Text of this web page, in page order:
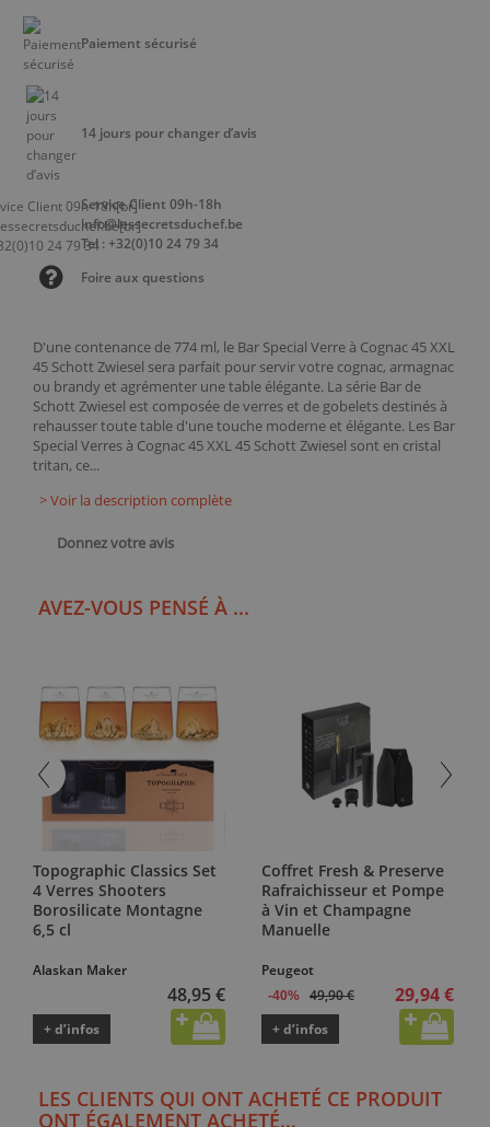
D'une contenance de 774 ml, le Bar Special Verre à Cognac 45 XXL
45 Schott Zwiesel sera parfait pour servir votre cognac, armagnac
ou brandy et agrémenter une table élégante. La série Bar de
Schott Zwiesel est composée de verres et de gobelets destinés à
rehausser toute table d'une touche moderne et élégante. Les Bar
Special Verres à Cognac 45 XXL 45 Schott Zwiesel sont en cristal
tritan, ce...
> Voir la description complète
Donnez votre avis
Paiement sécurisé
14 jours pour changer d’avis
Service Client 09h-18h
info@lessecretsduchef.be
Tel : +32(0)10 24 79 34
Foire aux questions
AVEZ-VOUS PENSÉ À ...
Topographic Classics Set
4 Verres Shooters
Borosilicate Montagne
6,5 cl
Alaskan Maker
48,95 €
+ d’infos
Coffret Fresh & Preserve
Rafraichisseur et Pompe
à Vin et Champagne
Manuelle
Peugeot
-40% 49,90 € 29,94 €
+ d’infos
LES CLIENTS QUI ONT ACHETÉ CE PRODUIT
ONT ÉGALEMENT ACHETÉ...